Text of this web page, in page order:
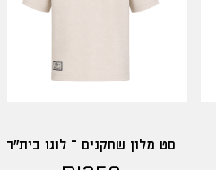
סט מלון שחקנים – לוגו בית"ר